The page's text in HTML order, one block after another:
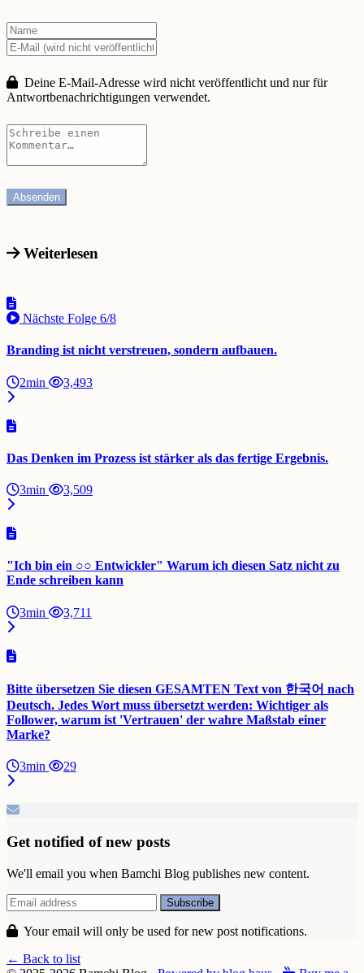
Deine E-Mail-Adresse wird nicht veröffentlicht und nur für
Antwortbenachrichtigungen verwendet.
Weiterlesen
Nächste Folge 6/8
Branding ist nicht verstreuen, sondern aufbauen.
2min 3,493
Das Denken im Prozess ist stärker als das fertige Ergebnis.
3min 3,509
"Ich bin ein ○○ Entwickler" Warum ich diesen Satz nicht zu
Ende schreiben kann
3min 3,711
Bitte übersetzen Sie diesen GESAMTEN Text von 한국어 nach
Deutsch. Jedes Wort muss übersetzt werden: Wichtiger als
Follower, warum ist 'Vertrauen' der wahre Maßstab einer
Marke?
3min 29
Get notified of new posts
We'll email you when Bamchi Blog publishes new content.
Your email will only be used for new post notifications.
← Back to list